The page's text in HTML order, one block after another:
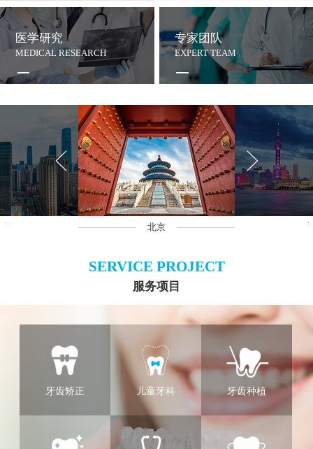
医学研究
MEDICAL RESEARCH
专家团队
EXPERT TEAM
北京
SERVICE PROJECT
服务项目
牙齿矫正 儿童牙科 牙齿种植